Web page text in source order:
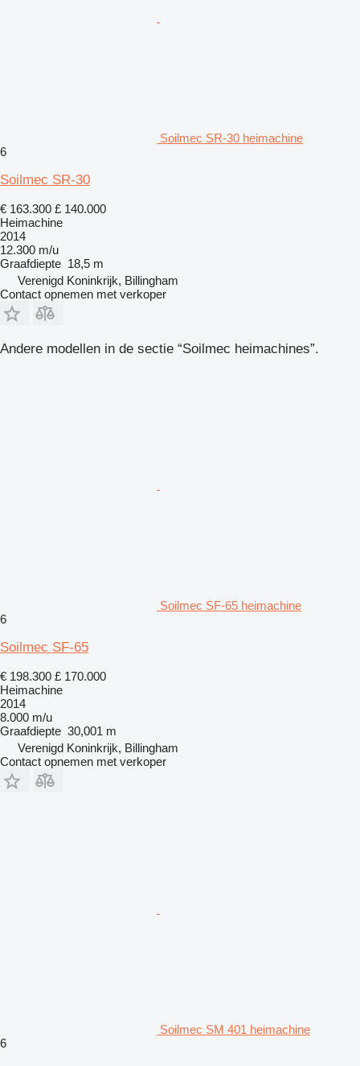
Soilmec SR-30 heimachine
6
Soilmec SR-30
€ 163.300 £ 140.000
Heimachine
2014
12.300 m/u
Graafdiepte 18,5 m
Verenigd Koninkrijk, Billingham
Contact opnemen met verkoper
Andere modellen in de sectie “Soilmec heimachines”.
Soilmec SF-65 heimachine
6
Soilmec SF-65
€ 198.300 £ 170.000
Heimachine
2014
8.000 m/u
Graafdiepte 30,001 m
Verenigd Koninkrijk, Billingham
Contact opnemen met verkoper
Soilmec SM 401 heimachine
6